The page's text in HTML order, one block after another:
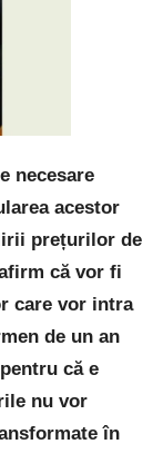
necesare
acestor
prețurilor de
că vor fi
care vor intra
de un an
că e
nu vor
în